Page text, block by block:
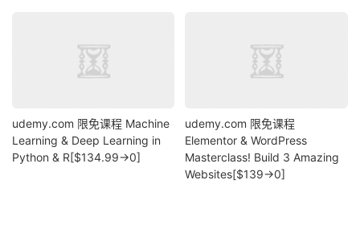
udemy.com 限免课程 Machine
Learning & Deep Learning in
Python & R[$134.99→0]
udemy.com 限免课程
Elementor & WordPress
Masterclass! Build 3 Amazing
Websites[$139→0]